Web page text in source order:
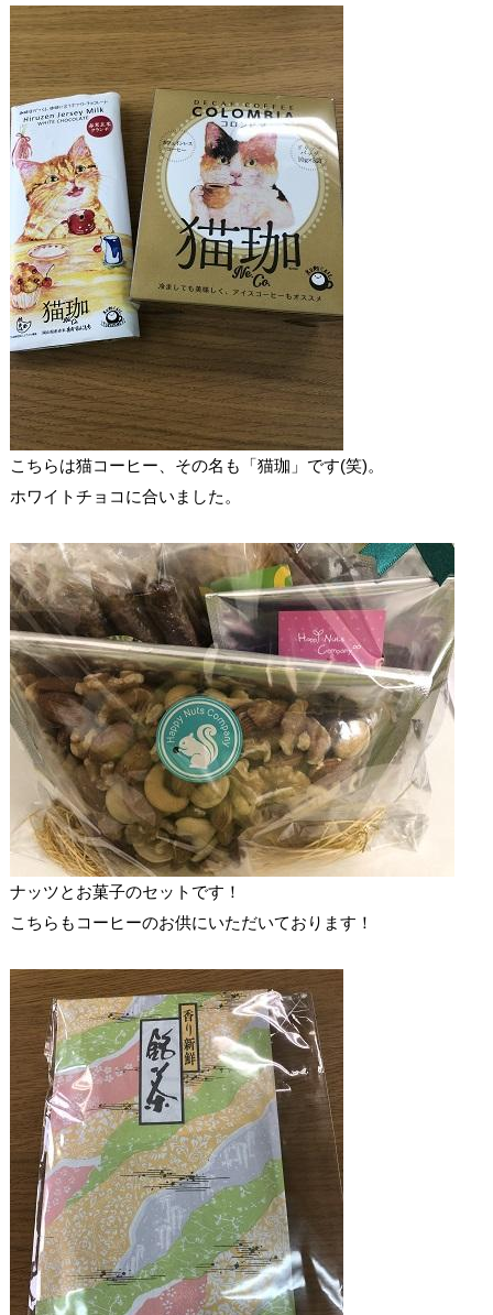
こちらは猫コーヒー、その名も「猫珈」です(笑)。
ホワイトチョコに合いました。
ナッツとお菓子のセットです！
こちらもコーヒーのお供にいただいております！